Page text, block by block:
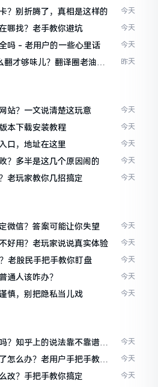
？别折腾了，真相是这样的 今天
哪找？老手教你避坑 今天
吗 - 老用户的一些心里话 今天
才够味儿？翻译圈老油条
昨天
站？一文说清楚这玩意 今天
本下载安装教程 今天
口，地址在这里 今天
？多半是这几个原因闹的 今天
老玩家教你几招搞定 今天
微信？答案可能让你失望 今天
好用？老玩家说说真实体验 今天
老股民手把手教你盯盘 今天
通人该咋办？ 今天
慎，别把隐私当儿戏 今天
？知乎上的说法靠不靠谱，
今天
怎么办？老用户手把手教你
今天
改？手把手教你搞定 今天